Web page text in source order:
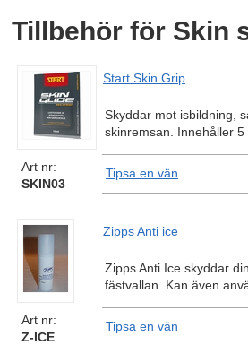
Tillbehör för Skin
Art nr:
SKIN03
Start Skin Grip
Skyddar mot isbildning,
skinremsan. Innehåller 5
Tipsa en vän
Art nr:
Z-ICE
Zipps Anti ice
Zipps Anti Ice skyddar
fästvallan. Kan även
Tipsa en vän